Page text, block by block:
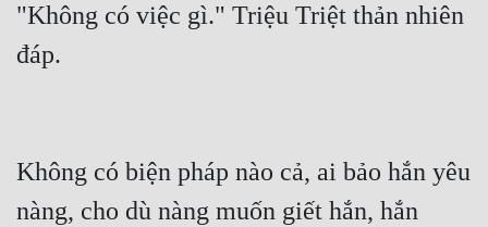
"Không có việc gì." Triệu Triệt thản nhiên
đáp.
Không có biện pháp nào cả, ai bảo hắn yêu
nàng, cho dù nàng muốn giết hắn, hắn